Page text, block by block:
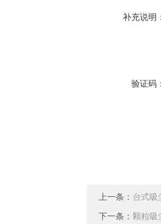
补充说明
验证码
上一条： 台式吸
下一条： 颗粒吸